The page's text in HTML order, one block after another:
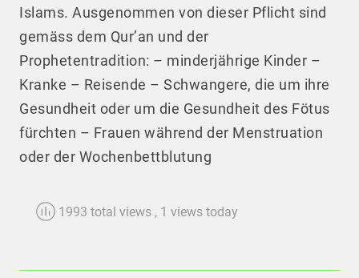
Islams. Ausgenommen von dieser Pflicht sind
gemäss dem Qur’an und der
Prophetentradition: – minderjährige Kinder –
Kranke – Reisende – Schwangere, die um ihre
Gesundheit oder um die Gesundheit des Fötus
fürchten – Frauen während der Menstruation
oder der Wochenbettblutung
1993 total views , 1 views today